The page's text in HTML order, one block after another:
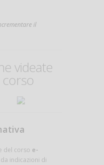
il
videate
del corso e-
indicazioni di